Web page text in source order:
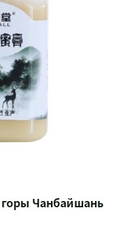
Чанбайшань